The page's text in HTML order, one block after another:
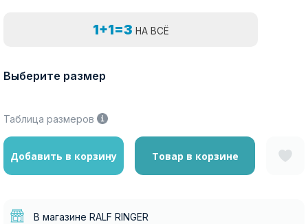
1+1=3 НА ВСЁ
Выберите размер
Таблица размеров
Добавить в корзину Товар в корзине
В магазине RALF RINGER